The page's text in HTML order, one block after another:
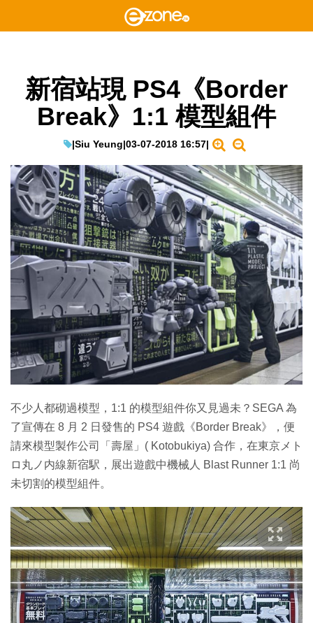
新宿站現 PS4《Border
Break》1:1 模型組件
|Siu Yeung|03-07-2018 16:57|
不少人都砌過模型，1:1 的模型組件你又見過未？SEGA 為
了宣傳在 8 月 2 日發售的 PS4 遊戲《Border Break》，便
請來模型製作公司「壽屋」( Kotobukiya) 合作，在東京メト
ロ丸ノ内線新宿駅，展出遊戲中機械人 Blast Runner 1:1 尚
未切割的模型組件。